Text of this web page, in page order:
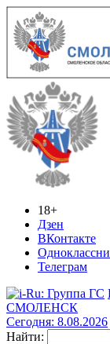
18+
Дзен
ВКонтакте
Телеграм
СМОЛЕНСК
Сегодня: 8.08.2026
Найти: